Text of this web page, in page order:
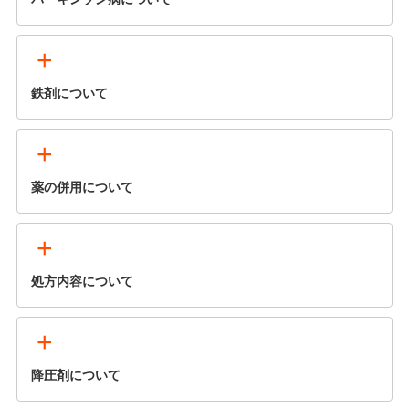
+
鉄剤について
+
薬の併用について
+
処方内容について
+
降圧剤について